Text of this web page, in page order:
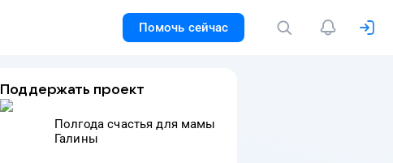
Помочь сейчас
Поддержать проект
Полгода счастья для мамы
Галины